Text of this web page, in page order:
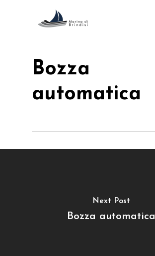
Bozza
automatica
Next Post
Bozza automatica